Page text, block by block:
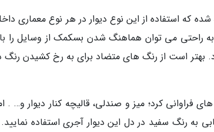
که استفاده از این نوع دیوار در هر نوع معماری
راحتی می توان هماهنگ شدن بسکمک از وسایل را
بهتر است از رنگ های متضاد برای به رخ کشیدن رنگ
کرد؛ میز و صندلی، قالیچه کنار دیوار و… .
به رنگ سفید در دل این دیوار آجری استفاده